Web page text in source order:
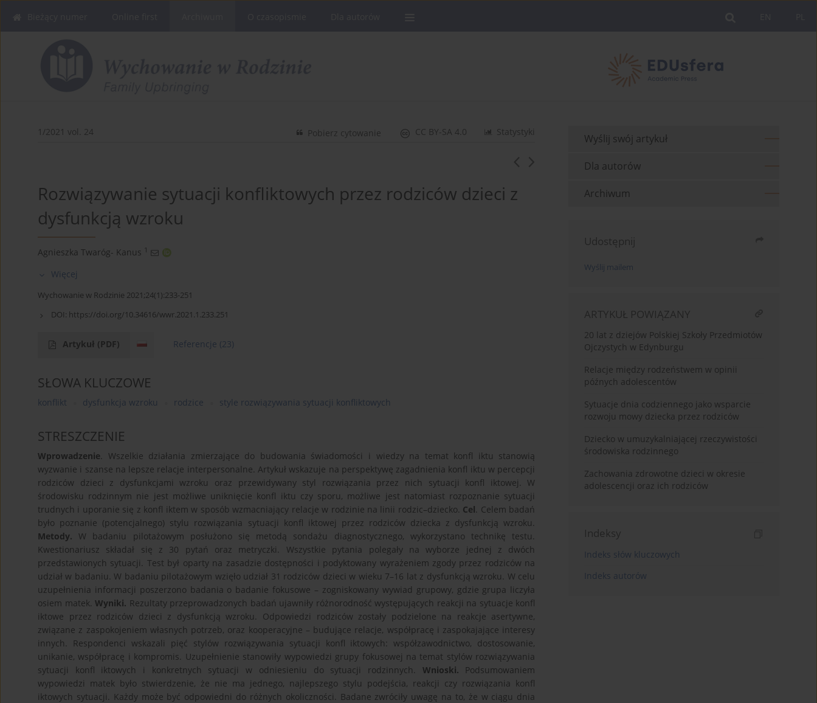
1/2021 vol. 24 Statystyki
CC BY-SA 4.0
Pobierz cytowanie
Rozwiązywanie sytuacji konfliktowych przez rodziców dzieci z
dysfunkcją wzroku
Agnieszka Twaróg- Kanus 1
Więcej
Wychowanie w Rodzinie 2021;24(1):233-251
DOI: https://doi.org/10.34616/wwr.2021.1.233.251
Artykuł (PDF) Referencje (23)
SŁOWA KLUCZOWE
konflikt dysfunkcja wzroku rodzice style rozwiązywania sytuacji konfliktowych
STRESZCZENIE
Wprowadzenie. Wszelkie działania zmierzające do budowania świadomości i wiedzy na temat konfl iktu stanowią
wyzwanie i szanse na lepsze relacje interpersonalne. Artykuł wskazuje na perspektywę zagadnienia konfl iktu w percepcji
rodziców dzieci z dysfunkcjami wzroku oraz przewidywany styl rozwiązania przez nich sytuacji konfl iktowej. W
środowisku rodzinnym nie jest możliwe uniknięcie konfl iktu czy sporu, możliwe jest natomiast rozpoznanie sytuacji
trudnych i uporanie się z konfl iktem w sposób wzmacniający relacje w rodzinie na linii rodzic–dziecko. Cel. Celem badań
było poznanie (potencjalnego) stylu rozwiązania sytuacji konfl iktowej przez rodziców dziecka z dysfunkcją wzroku.
Metody. W badaniu pilotażowym posłużono się metodą sondażu diagnostycznego, wykorzystano technikę testu.
Kwestionariusz składał się z 30 pytań oraz metryczki. Wszystkie pytania polegały na wyborze jednej z dwóch
przedstawionych sytuacji. Test był oparty na zasadzie dostępności i podyktowany wyrażeniem zgody przez rodziców na
udział w badaniu. W badaniu pilotażowym wzięło udział 31 rodziców dzieci w wieku 7–16 lat z dysfunkcją wzroku. W celu
uzupełnienia informacji poszerzono badania o badanie fokusowe – zogniskowany wywiad grupowy, gdzie grupa liczyła
osiem matek.Wyniki. Rezultaty przeprowadzonych badań ujawniły różnorodność występujących reakcji na sytuacje konfl
iktowe przez rodziców dzieci z dysfunkcją wzroku. Odpowiedzi rodziców zostały podzielone na reakcje asertywne,
związane z zaspokojeniem własnych potrzeb, oraz kooperacyjne – budujące relacje, współpracę i zaspokajające interesy
innych. Respondenci wskazali pięć stylów rozwiązywania sytuacji konfl iktowych: współzawodnictwo, dostosowanie,
unikanie, współpracę i kompromis. Uzupełnienie stanowiły wypowiedzi grupy fokusowej na temat stylów rozwiązywania
sytuacji konfl iktowych i konkretnych sytuacji w odniesieniu do sytuacji rodzinnych. Wnioski. Podsumowaniem
wypowiedzi matek było stwierdzenie, że nie ma jednego, najlepszego stylu podejścia, reakcji czy rozwiązania konfl
iktowych sytuacji. Każdy może być odpowiedni do różnych okoliczności. Badane zwróciły uwagę na to, że w ciągu dnia
Wyślij swój artykuł
Dla autorów
Archiwum
Udostępnij
Wyślij mailem
ARTYKUŁ POWIĄZANY
20 lat z dziejów Polskiej Szkoły Przedmiotów
Ojczystych w Edynburgu
Relacje między rodzeństwem w opinii
późnych adolescentów
Sytuacje dnia codziennego jako wsparcie
rozwoju mowy dziecka przez rodziców
Dziecko w umuzykalniającej rzeczywistości
środowiska rodzinnego
Zachowania zdrowotne dzieci w okresie
adolescencji oraz ich rodziców
Indeksy
Indeks słów kluczowych
Indeks autorów